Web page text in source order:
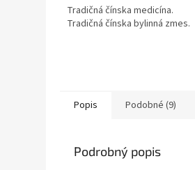
Tradičná čínska medicína.
Tradičná čínska bylinná zmes.
Popis Podobné (9)
Podrobný popis